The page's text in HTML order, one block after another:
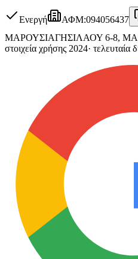
Ενεργή ΑΦΜ:094056437
ΜΑΡΟΥΣΙΑΓΗΣΙΛΑΟΥ 6-8,
στοιχεία χρήσης 2024· τελευταία